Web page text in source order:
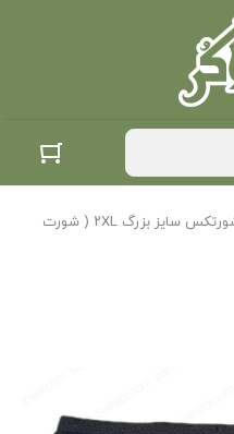
/ شورتکس سایز بزرگ ۲XL ( شورت